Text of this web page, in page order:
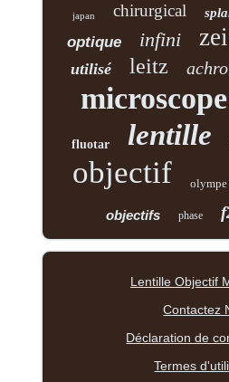
japan chirurgical
optique infini
utilisé leitz
microscope
fluotar lentille
objectif olympe
objectifs phase
Lentille Objectif
Contactez
Déclaration de
Termes